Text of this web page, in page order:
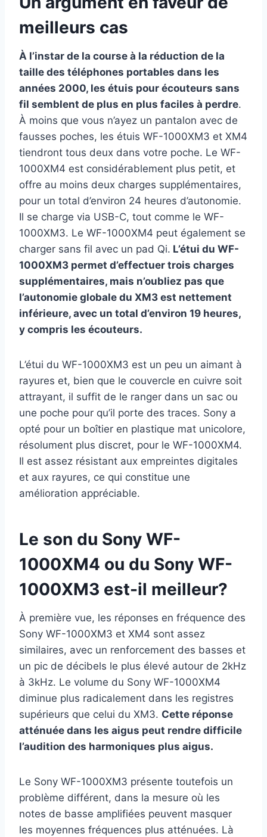
meilleurs cas
À l’instar de la course à la réduction de la
taille des téléphones portables dans les
années 2000, les étuis pour écouteurs sans
fil semblent de plus en plus faciles à perdre.
À moins que vous n’ayez un pantalon avec de
fausses poches, les étuis WF-1000XM3 et XM4
tiendront tous deux dans votre poche. Le WF-
1000XM4 est considérablement plus petit, et
offre au moins deux charges supplémentaires,
pour un total d’environ 24 heures d’autonomie.
Il se charge via USB-C, tout comme le WF-
1000XM3. Le WF-1000XM4 peut également se
charger sans fil avec un pad Qi. L’étui du WF-
1000XM3 permet d’effectuer trois charges
supplémentaires, mais n’oubliez pas que
l’autonomie globale du XM3 est nettement
inférieure, avec un total d’environ 19 heures,
y compris les écouteurs.
L’étui du WF-1000XM3 est un peu un aimant à
rayures et, bien que le couvercle en cuivre soit
attrayant, il suffit de le ranger dans un sac ou
une poche pour qu’il porte des traces. Sony a
opté pour un boîtier en plastique mat unicolore,
résolument plus discret, pour le WF-1000XM4.
Il est assez résistant aux empreintes digitales
et aux rayures, ce qui constitue une
amélioration appréciable.
Le son du Sony WF-
1000XM4 ou du Sony WF-
1000XM3 est-il meilleur?
À première vue, les réponses en fréquence des
Sony WF-1000XM3 et XM4 sont assez
similaires, avec un renforcement des basses et
un pic de décibels le plus élevé autour de 2kHz
à 3kHz. Le volume du Sony WF-1000XM4
diminue plus radicalement dans les registres
supérieurs que celui du XM3. Cette réponse
atténuée dans les aigus peut rendre difficile
l’audition des harmoniques plus aigus.
Le Sony WF-1000XM3 présente toutefois un
problème différent, dans la mesure où les
notes de basse amplifiées peuvent masquer
les moyennes fréquences plus atténuées. Là